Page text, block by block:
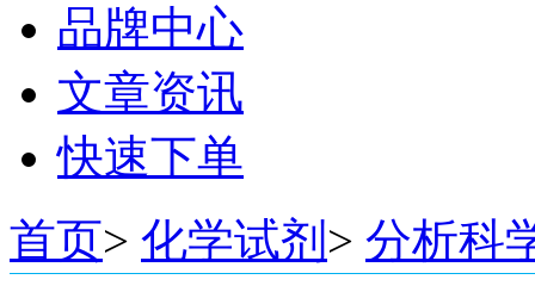
品牌中心
文章资讯
快速下单
首页> 化学试剂 > 分析科